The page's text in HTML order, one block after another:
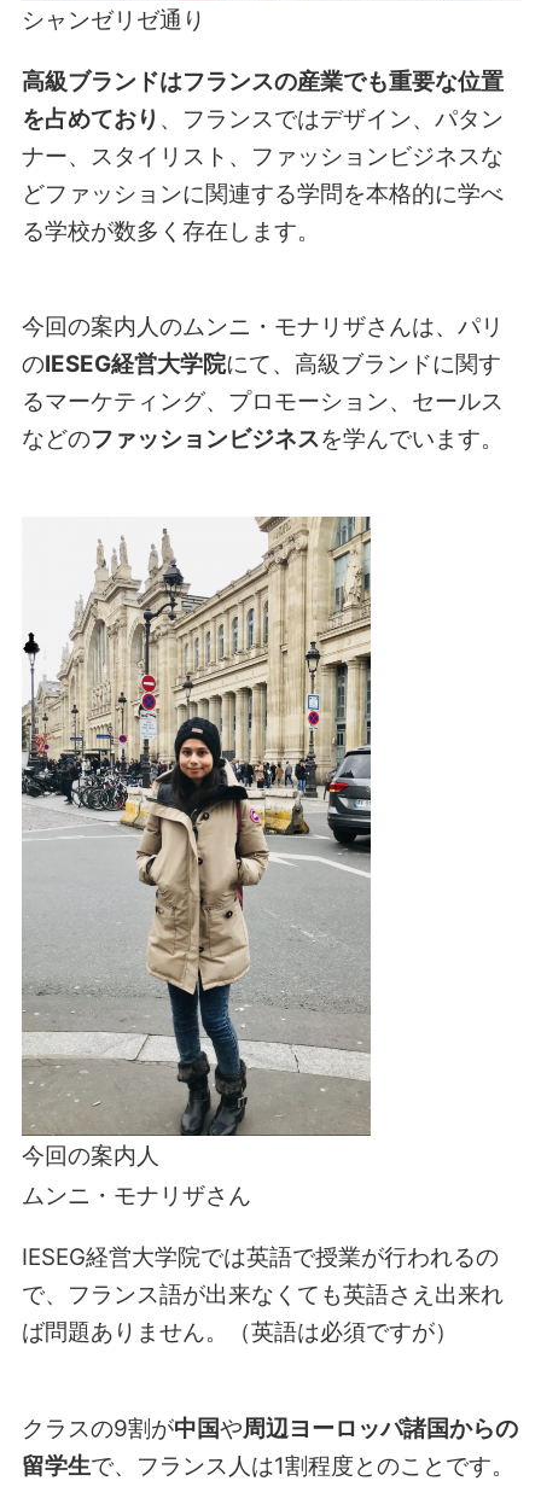
シャンゼリゼ通り
高級ブランドはフランスの産業でも重要な位置
を占めており 、フランスではデザイン、パタン
ナー、スタイリスト、ファッションビジネスな
どファッションに関連する学問を本格的に学べ
る学校が数多く存在します。
今回の案内人のムンニ・モナリザさんは、パリ
のIESEG経営大学院にて、高級ブランドに関す
るマーケティング、プロモーション、セールス
などのファッションビジネスを学んでいます。
今回の案内人
ムンニ・モナリザさん
IESEG経営大学院では英語で授業が行われるの
で、フランス語が出来なくても英語さえ出来れ
ば問題ありません。（英語は必須ですが）
クラスの9割が中国や周辺ヨーロッパ諸国からの
留学生で、フランス人は1割程度とのことです。